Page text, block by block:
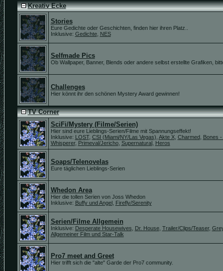
Kreativ Ecke
Stories
Eure Gedichte oder Geschichten, finden hier ihren Platz..
Inklusive: Gedichte, NES
Selfmade Pics
Ob Wallpaper, Banner, Blends oder andere selbst erstellte Grafiken,
Challenges
Hier könnt ihr den schönen Mystery Award gewinnen!
TV Corner
SciFi/Mystery (Filme/Serien)
Hier sind eure Lieblings-Serien/Filme mit Spannungseffekt!
Inklusive: LOST, CSI (Miami/NY/Las Vegas) Akte X, Charmed, Bones
Whisperer, Primeval/Jericho, Supernatural, Heros
Soaps/Telenovelas
Eure täglichen Lieblings-Serien
Whedon Area
Hier die tollen Serien von Joss Whedon
Inklusive: Buffy und Angel, Firefly/Serenity
Serien/Filme Allgemein
Inklusive: Desperate Housewives Dr. House, Trailer/Clips/Teaser,
Allgemeiner Film und Star-Talk
Pro7 meet and Greet
Hier trifft sich die "alte" Garde der Pro7 community.